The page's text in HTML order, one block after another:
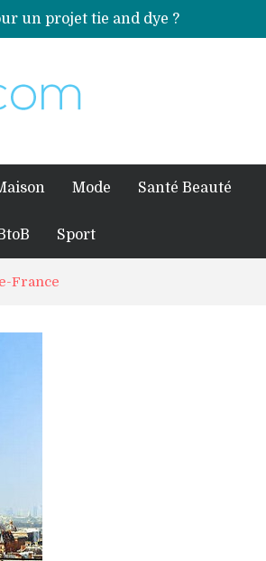
un projet tie and dye ?
Comment préparer sa piscine pour une période prolongée d’inutilisation ?
votre charpente ?
Mode Santé Beauté
Sport
France